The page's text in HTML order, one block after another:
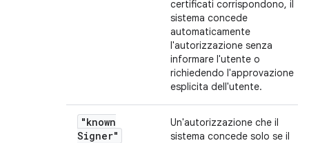
certificati corrispondono, il
sistema concede
automaticamente
l'autorizzazione senza
informare l'utente o
richiedendo l'approvazione
esplicita dell'utente.
"known
Signer"
Un'autorizzazione che il
sistema concede solo se il